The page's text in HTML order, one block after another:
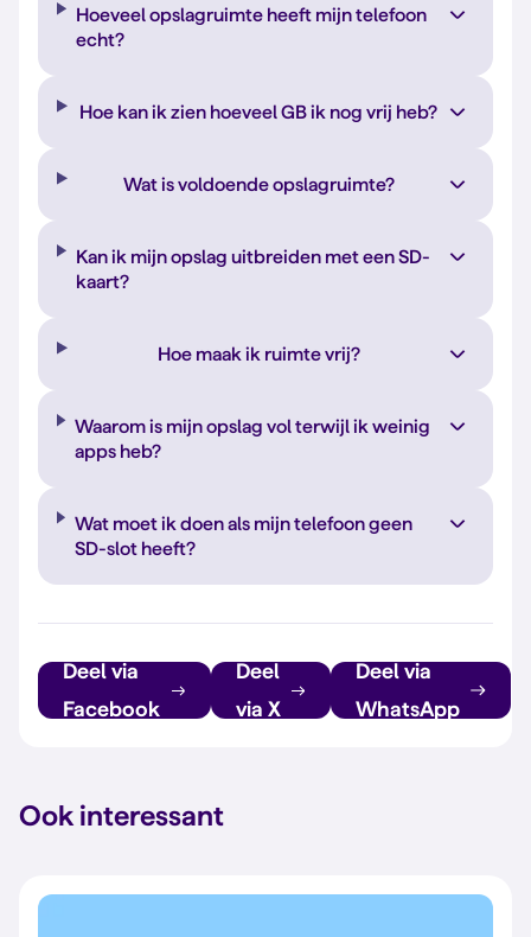
Hoeveel opslagruimte heeft mijn telefoon
echt?
Hoe kan ik zien hoeveel GB ik nog vrij heb?
Wat is voldoende opslagruimte?
Kan ik mijn opslag uitbreiden met een SD-
kaart?
Hoe maak ik ruimte vrij?
Waarom is mijn opslag vol terwijl ik weinig
apps heb?
Wat moet ik doen als mijn telefoon geen
SD-slot heeft?
Deel via
Facebook
Deel
via X
Deel via
WhatsApp
Ook interessant